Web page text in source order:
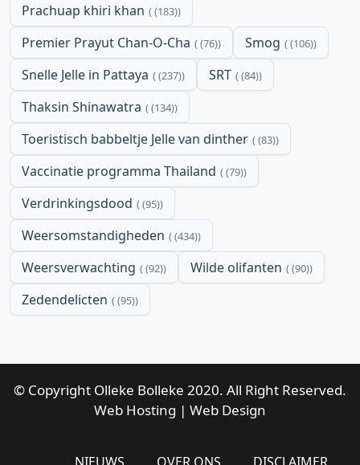
Prachuap khiri khan (183)
Premier Prayut Chan-O-Cha (76) Smog (106)
Snelle Jelle in Pattaya (237) SRT (84)
Thaksin Shinawatra (134)
Toeristisch babbeltje Jelle van dinther (83)
Vaccinatie programma Thailand (79)
Verdrinkingsdood (95)
Weersomstandigheden (434)
Weersverwachting (92) Wilde olifanten (90)
Zedendelicten (95)
© Copyright Olleke Bolleke 2020. All Right Reserved.
Web Hosting | Web Design
NIEUWS OVER ONS DISCLAIMER